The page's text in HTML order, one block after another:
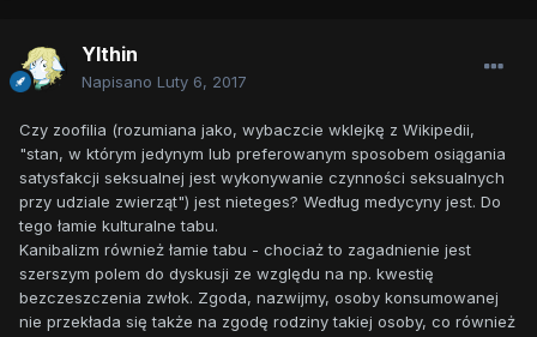
Ylthin
Napisano Luty 6, 2017
Czy zoofilia (rozumiana jako, wybaczcie wklejkę z Wikipedii,
"stan, w którym jedynym lub preferowanym sposobem osiągania
satysfakcji seksualnej jest wykonywanie czynności seksualnych
przy udziale zwierząt") jest nieteges? Według medycyny jest. Do
tego łamie kulturalne tabu.
Kanibalizm również łamie tabu - chociaż to zagadnienie jest
szerszym polem do dyskusji ze względu na np. kwestię
bezczeszczenia zwłok. Zgoda, nazwijmy, osoby konsumowanej
nie przekłada się także na zgodę rodziny takiej osoby, co również